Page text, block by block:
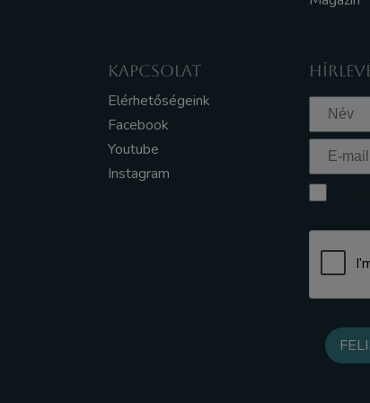
KAPCSOLAT
Elérhetőségeink
Facebook
Youtube
Instagram